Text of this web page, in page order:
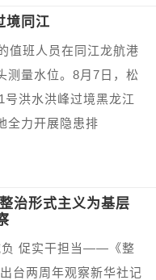
境同江
值班人员在同江龙航港
测量水位。8月7日，松
号洪水洪峰过境黑龙江
全力开展隐患排
治形式主义为基层
负 促实干担当——《整
台两周年观察新华社记